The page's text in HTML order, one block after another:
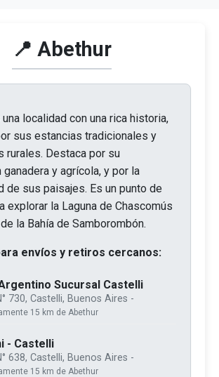
📍 Abethur
localidad con una rica historia,
sus estancias tradicionales y
rurales. Destaca por su
y agrícola, y por la
de sus paisajes. Es un punto de
explorar la Laguna de Chascomús
la Bahía de Samborombón.
envíos y retiros cercanos:
Sucursal Castelli
730, Castelli, Buenos Aires -
15 km de Abethur
- Castelli
638, Castelli, Buenos Aires -
15 km de Abethur